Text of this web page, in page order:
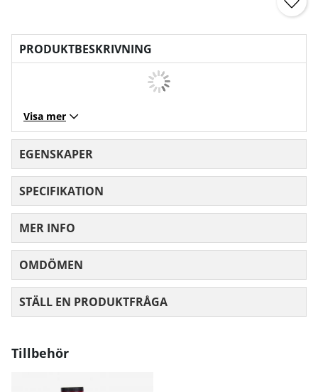
PRODUKTBESKRIVNING
Visa mer
EGENSKAPER
SPECIFIKATION
MER INFO
OMDÖMEN
STÄLL EN PRODUKTFRÅGA
Tillbehör